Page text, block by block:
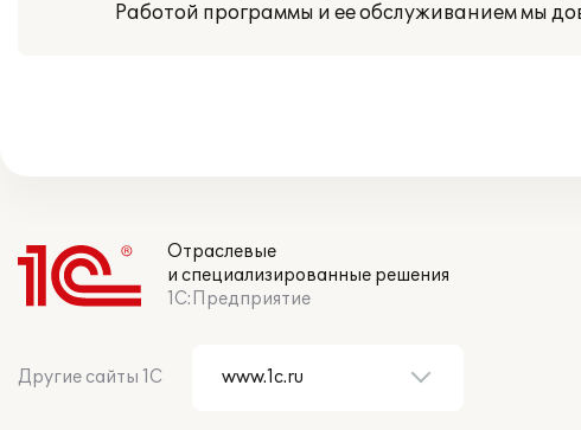
Работой программы и ее обслуживанием мы
Отраслевые
и специализированные решения
1С:Предприятие
Другие сайты 1С